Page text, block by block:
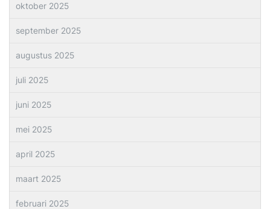
oktober 2025
september 2025
augustus 2025
juli 2025
juni 2025
mei 2025
april 2025
maart 2025
februari 2025